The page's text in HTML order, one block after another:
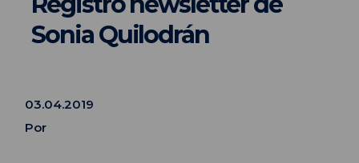
Sonia Quilodrán
03.04.2019
Por